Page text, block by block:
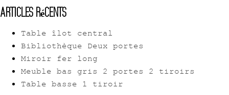
Articles récents
Table îlot central
Bibliothèque Deux portes
Miroir fer long
Meuble bas gris 2 portes 2 tiroirs
Table basse 1 tiroir